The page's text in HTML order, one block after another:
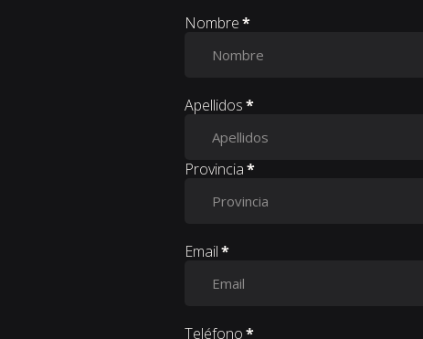
Nombre*
Apellidos*
Provincia*
Email*
Teléfono*